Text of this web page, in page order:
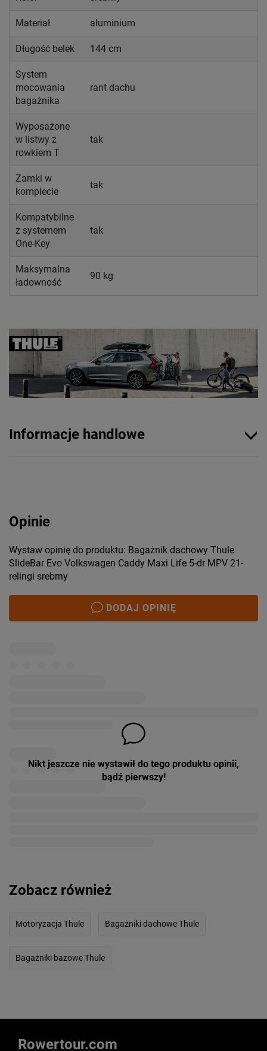
Materiał aluminium
Długość belek 144 cm
System
mocowania
bagażnika
rant dachu
Wyposażone
w listwy z
rowkiem T
tak
Zamki w
komplecie
tak
Kompatybilne
z systemem
One-Key
tak
Maksymalna
ładowność
90 kg
Informacje handlowe
Opinie
Wystaw opinię do produktu: Bagażnik dachowy Thule
SlideBar Evo Volkswagen Caddy Maxi Life 5-dr MPV 21-
relingi srebrny
DODAJ OPINIĘ
Nikt jeszcze nie wystawił do tego produktu opinii,
bądź pierwszy!
Zobacz również
Motoryzacja Thule Bagażniki dachowe Thule
Bagażniki bazowe Thule
Rowertour.com